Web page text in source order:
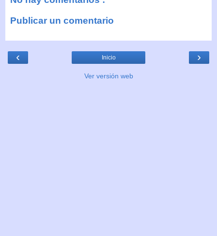
Publicar un comentario
‹ ›
Inicio
Ver versión web